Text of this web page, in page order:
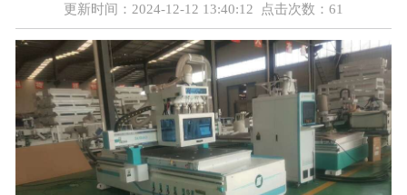
客户案例
新闻资讯
设备维修
联系我们
更新时间：2024-12-12 13:40:12 点击次数： 61